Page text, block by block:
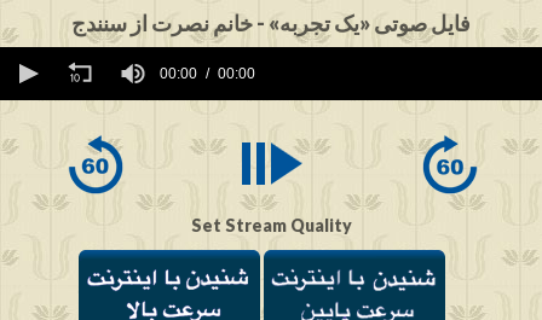
فایل صوتی «یک تجربه» - خانم نصرت از سنندج
seconds
00:00 00:00
Set Stream Quality